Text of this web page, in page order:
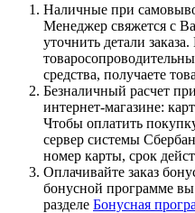
Наличные при
Менеджер свяжется с
уточнить детали
средства, получаете
Безналичный расчет
интернет-магазине:
Чтобы оплатить
сервер системы
номер карты, срок
Оплачивайте заказ
бонусной программе
разделе Бонусная